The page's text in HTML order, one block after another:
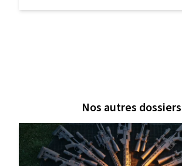
Nos autres dossiers